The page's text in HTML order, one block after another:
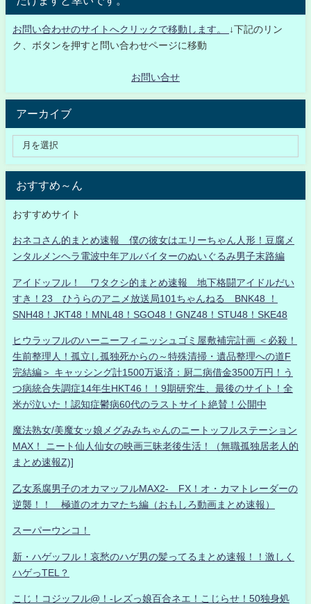
お問い合わせのサイトへクリックで移動します。
↓下記のリン
ク、ボタンを押すと問い合わせページに移動
お問い合せ
アーカイブ
おすすめ～ん
おすすめサイト
おネコさん的まとめ速報 僕の彼女はエリーちゃん人形！豆腐メ
ンタルメンヘラ電波中年アルバイターのぬいぐるみ男子末路編
アイドッフル！ ワタクシ的まとめ速報 地下格闘アイドルだい
すき！23 ひうらのアニメ放送局101ちゃんねる BNK48 ！
SNH48！JKT48！MNL48！SGO48！GNZ48！STU48！SKE48
ヒウラッフルのハーニーフィニッシュゴミ屋敷補完計画 ＜必殺！
生前整理人！孤立し孤独死からの～特殊清掃・遺品整理への道F
完結編＞ キャッシング計1500万返済：厨二病借金3500万円！う
つ病統合失調症14年生HKT46！！9期研究生、最後のサイト！全
米が泣いた！認知症鬱病60代のラストサイト絶賛！公開中
魔法熟女/美魔女ッ娘メグみみちゃんのニートッフルステーション
MAX！ ニート仙人仙女の映画三昧老後生活！（無職孤独居老人的
まとめ速報Z)]
乙女系腐男子のオカマッフルMAX2- FX！オ・カマトレーダーの
逆襲！！ 極道のオカマたち編（おもしろ動画まとめ速報）
スーパーウンコ！
新・ハゲッフル！哀愁のハゲ男の髪ってるまとめ速報！！激しく
ハゲっTEL？
こじ！コジッフル@！-レズっ娘百合ネエ！こじらせ！50独身処